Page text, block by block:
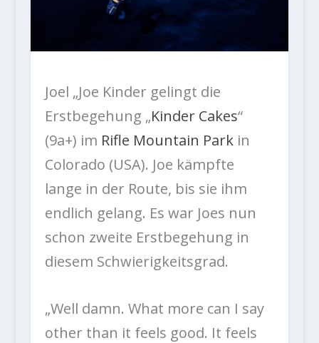
Joel „Joe Kinder gelingt die
Erstbegehung „Kinder Cakes“
(9a+) im Rifle Mountain Parkin
Colorado (USA). Joe kämpfte
lange in der Route, bis sie ihm
endlich gelang. Es war Joes nun
schon zweite Erstbegehung in
diesem Schwierigkeitsgrad.
„Well damn. What more can I say
other than it feels good. It feels